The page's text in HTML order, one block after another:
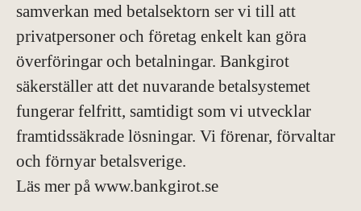
samverkan med betalsektorn ser vi till att
privatpersoner och företag enkelt kan göra
överföringar och betalningar. Bankgirot
säkerställer att det nuvarande betalsystemet
fungerar felfritt, samtidigt som vi utvecklar
framtidssäkrade lösningar. Vi förenar, förvaltar
och förnyar betalsverige.
Läs mer på www.bankgirot.se